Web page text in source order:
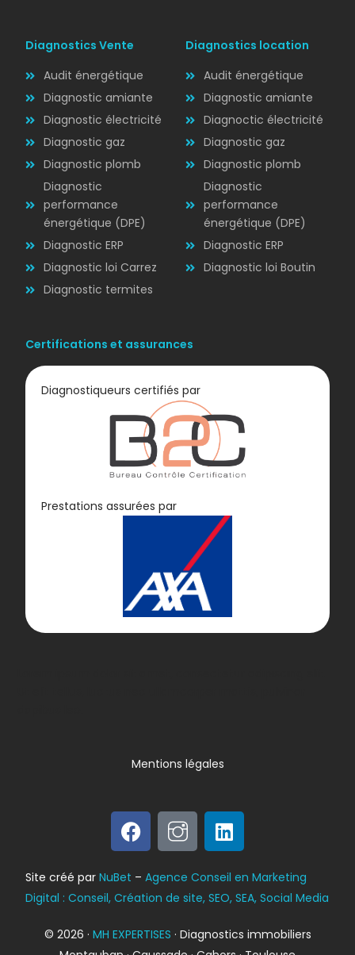
Diagnostic
ÉLECTRICITÉ
Diagnostic
Bilan énergétique
DPE
Diagnostics Vente
Audit énergétique
Diagnostic amiante
Diagnostic électricité
Diagnostic gaz
Diagnostic plomb
Diagnostic
performance
énergétique (DPE)
Diagnostic ERP
Diagnostic loi Carrez
Diagnostic termites
Diagnostics location
Audit énergétique
Diagnostic amiante
Diagnoctic électricité
Diagnostic gaz
Diagnostic plomb
Diagnostic
performance
énergétique (DPE)
Diagnostic ERP
Diagnostic loi Boutin
Certifications et assurances
Diagnostiqueurs certifiés par
Prestations assurées par
© 2026 · MH EXPERTISES · Diagnostics immobiliers
Site créé parNuBet –Agence Conseil en Marketing
Digital : Conseil, Création de site, SEO, SEA, Social Media
Mentions légales